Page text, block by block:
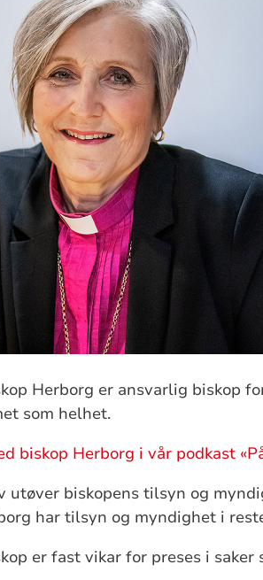
Herborg er ansvarlig biskop
som helhet.
biskop Herborg i vår podkast
utøver biskopens tilsyn og
har tilsyn og myndighet i
er fast vikar for preses i